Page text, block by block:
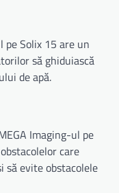
pe Solix 15 are un
să ghiduiască
de apă.
Imaging-ul pe
care
să evite obstacolele